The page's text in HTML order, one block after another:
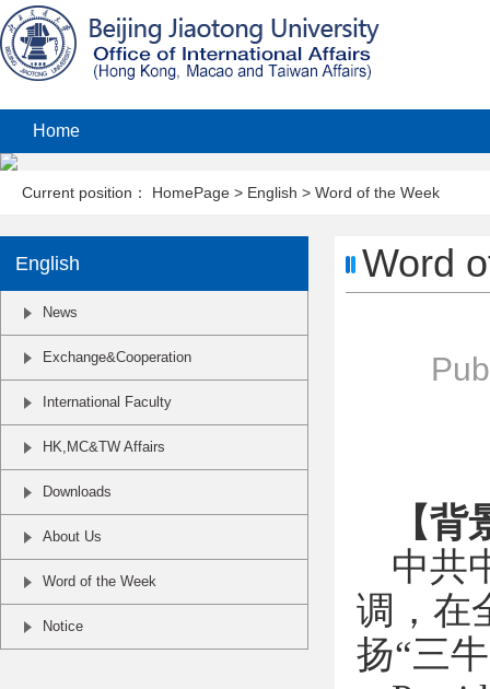
Home
Current position： HomePage > English > Word of the Week
English
News
Exchange&Cooperation
International Faculty
HK,MC&TW Affairs
Downloads
About Us
Word of the Week
Notice
Word
【
中共
调，在
扬“三